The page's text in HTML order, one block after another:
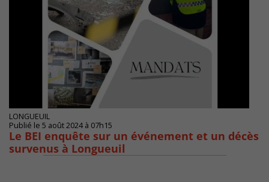
LONGUEUIL
Publié le 5 août 2024 à 07h15
Le BEI enquête sur un événement et un décès
survenus à Longueuil